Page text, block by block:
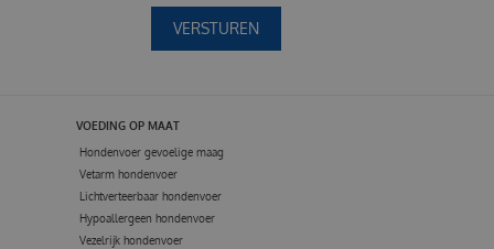
VOEDING OP MAAT
Hondenvoer gevoelige maag
Vetarm hondenvoer
Lichtverteerbaar hondenvoer
Hypoallergeen hondenvoer
Vezelrijk hondenvoer